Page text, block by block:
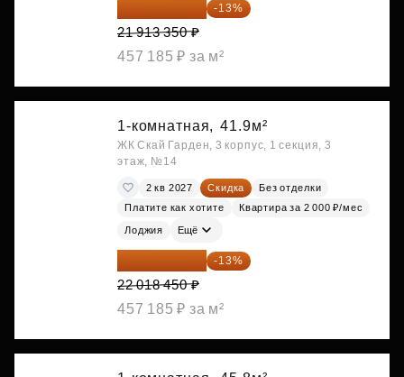
19 064 615 ₽ -13%
21 913 350 ₽
457 185 ₽ за м²
1-комнатная, 41.9м²
ЖК Скай Гарден, 3 корпус, 1 секция, 3
этаж, №14
2 кв 2027 Скидка
Без отделки
Платите как хотите
Квартира за 2 000 ₽/мес
Лоджия Ещё
19 156 052 ₽ -13%
22 018 450 ₽
457 185 ₽ за м²